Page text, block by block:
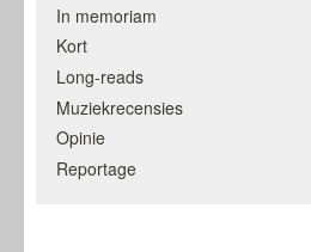
In memoriam
Kort
Long-reads
Muziekrecensies
Opinie
Reportage